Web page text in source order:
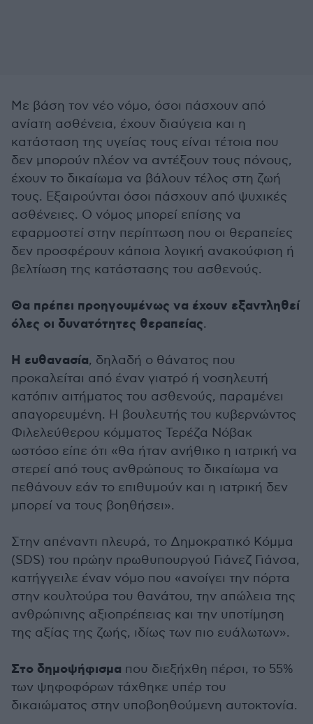
Με βάση τον νέο νόμο, όσοι πάσχουν από
ανίατη ασθένεια, έχουν διαύγεια και η
κατάσταση της υγείας τους είναι τέτοια που
δεν μπορούν πλέον να αντέξουν τους πόνους,
έχουν το δικαίωμα να βάλουν τέλος στη ζωή
τους. Εξαιρούνται όσοι πάσχουν από ψυχικές
ασθένειες. Ο νόμος μπορεί επίσης να
εφαρμοστεί στην περίπτωση που οι θεραπείες
δεν προσφέρουν κάποια λογική ανακούφιση ή
βελτίωση της κατάστασης του ασθενούς.
Θα πρέπει προηγουμένως να έχουν εξαντληθεί
όλες οι δυνατότητες θεραπείας.
Η ευθανασία, δηλαδή ο θάνατος που
προκαλείται από έναν γιατρό ή νοσηλευτή
κατόπιν αιτήματος του ασθενούς, παραμένει
απαγορευμένη. Η βουλευτής του κυβερνώντος
Φιλελεύθερου κόμματος Τερέζα Νόβακ
ωστόσο είπε ότι «θα ήταν ανήθικο η ιατρική να
στερεί από τους ανθρώπους το δικαίωμα να
πεθάνουν εάν το επιθυμούν και η ιατρική δεν
μπορεί να τους βοηθήσει».
Στην απέναντι πλευρά, το Δημοκρατικό Κόμμα
(SDS) του πρώην πρωθυπουργού Γιάνεζ Γιάνσα,
κατήγγειλε έναν νόμο που «ανοίγει την πόρτα
στην κουλτούρα του θανάτου, την απώλεια της
ανθρώπινης αξιοπρέπειας και την υποτίμηση
της αξίας της ζωής, ιδίως των πιο ευάλωτων».
Στο δημοψήφισμα που διεξήχθη πέρσι, το 55%
των ψηφοφόρων τάχθηκε υπέρ του
δικαιώματος στην υποβοηθούμενη αυτοκτονία.